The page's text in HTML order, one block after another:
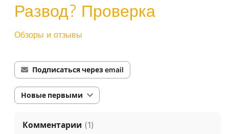
Развод? Проверка
Обзоры и отзывы
Подписаться через email
Новые первыми
Комментарии (1)